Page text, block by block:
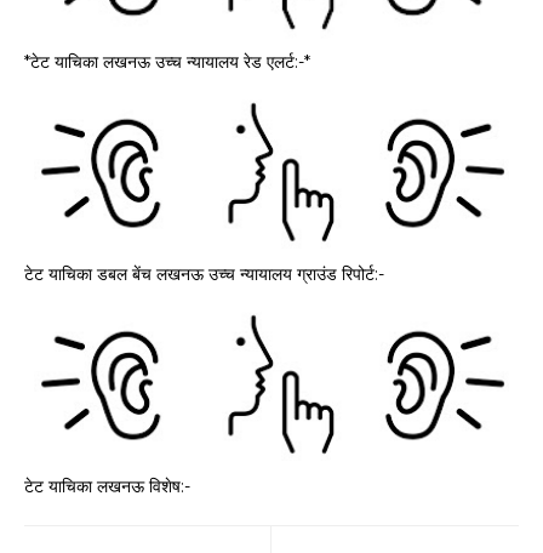
*टेट याचिका लखनऊ उच्च न्यायालय रेड एलर्ट:-*
टेट याचिका डबल बेंच लखनऊ उच्च न्यायालय ग्राउंड रिपोर्ट:-
टेट याचिका लखनऊ विशेष:-